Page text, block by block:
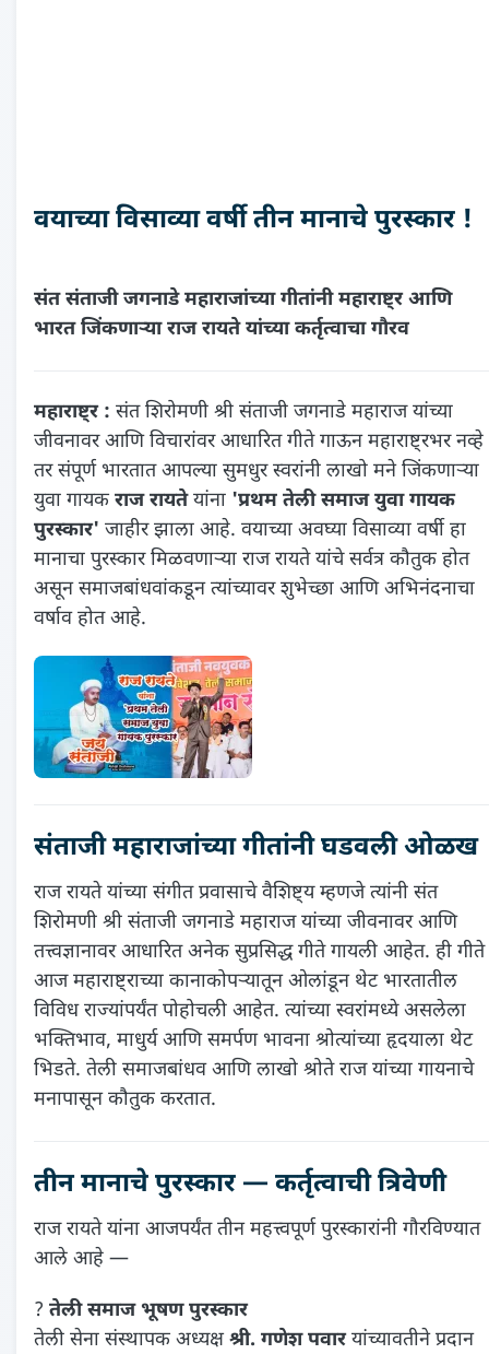
वयाच्या विसाव्या वर्षी तीन मानाचे पुरस्कार !
संत संताजी जगनाडे महाराजांच्या गीतांनी महाराष्ट्र आणि
भारत जिंकणाऱ्या राज रायते यांच्या कर्तृत्वाचा गौरव
महाराष्ट्र : संत शिरोमणी श्री संताजी जगनाडे महाराज यांच्या
जीवनावर आणि विचारांवर आधारित गीते गाऊन महाराष्ट्रभर नव्हे
तर संपूर्ण भारतात आपल्या सुमधुर स्वरांनी लाखो मने जिंकणाऱ्या
युवा गायक राज रायतेयांना 'प्रथम तेली समाज युवा गायक
पुरस्कार' जाहीर झाला आहे. वयाच्या अवघ्या विसाव्या वर्षी हा
मानाचा पुरस्कार मिळवणाऱ्या राज रायते यांचे सर्वत्र कौतुक होत
असून समाजबांधवांकडून त्यांच्यावर शुभेच्छा आणि अभिनंदनाचा
वर्षाव होत आहे.
संताजी महाराजांच्या गीतांनी घडवली ओळख
राज रायते यांच्या संगीत प्रवासाचे वैशिष्ट्य म्हणजे त्यांनी संत
शिरोमणी श्री संताजी जगनाडे महाराज यांच्या जीवनावर आणि
तत्त्वज्ञानावर आधारित अनेक सुप्रसिद्ध गीते गायली आहेत. ही गीते
आज महाराष्ट्राच्या कानाकोपऱ्यातून ओलांडून थेट भारतातील
विविध राज्यांपर्यंत पोहोचली आहेत. त्यांच्या स्वरांमध्ये असलेला
भक्तिभाव, माधुर्य आणि समर्पण भावना श्रोत्यांच्या हृदयाला थेट
भिडते. तेली समाजबांधव आणि लाखो श्रोते राज यांच्या गायनाचे
मनापासून कौतुक करतात.
तीन मानाचे पुरस्कार — कर्तृत्वाची त्रिवेणी
राज रायते यांना आजपर्यंत तीन महत्त्वपूर्ण पुरस्कारांनी गौरविण्यात
आले आहे —
? तेली समाज भूषण पुरस्कार
तेली सेना संस्थापक अध्यक्षश्री. गणेश पवारयांच्यावतीने प्रदान